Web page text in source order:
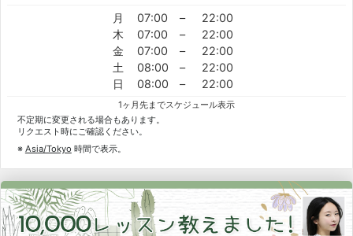
月 07:00 –
22:00
木
07:00 –
22:00
金
07:00 –
22:00
土
08:00 –
22:00
日
08:00 – 22:00
1ヶ月先までスケジュール表示
不定期に変更される場合もあります。
リクエスト時にご確認ください。
※ Asia/Tokyo 時間で表示。